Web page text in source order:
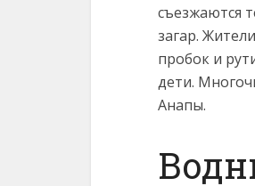
съезжаются
загар.
пробок и
дети.
Анапы.